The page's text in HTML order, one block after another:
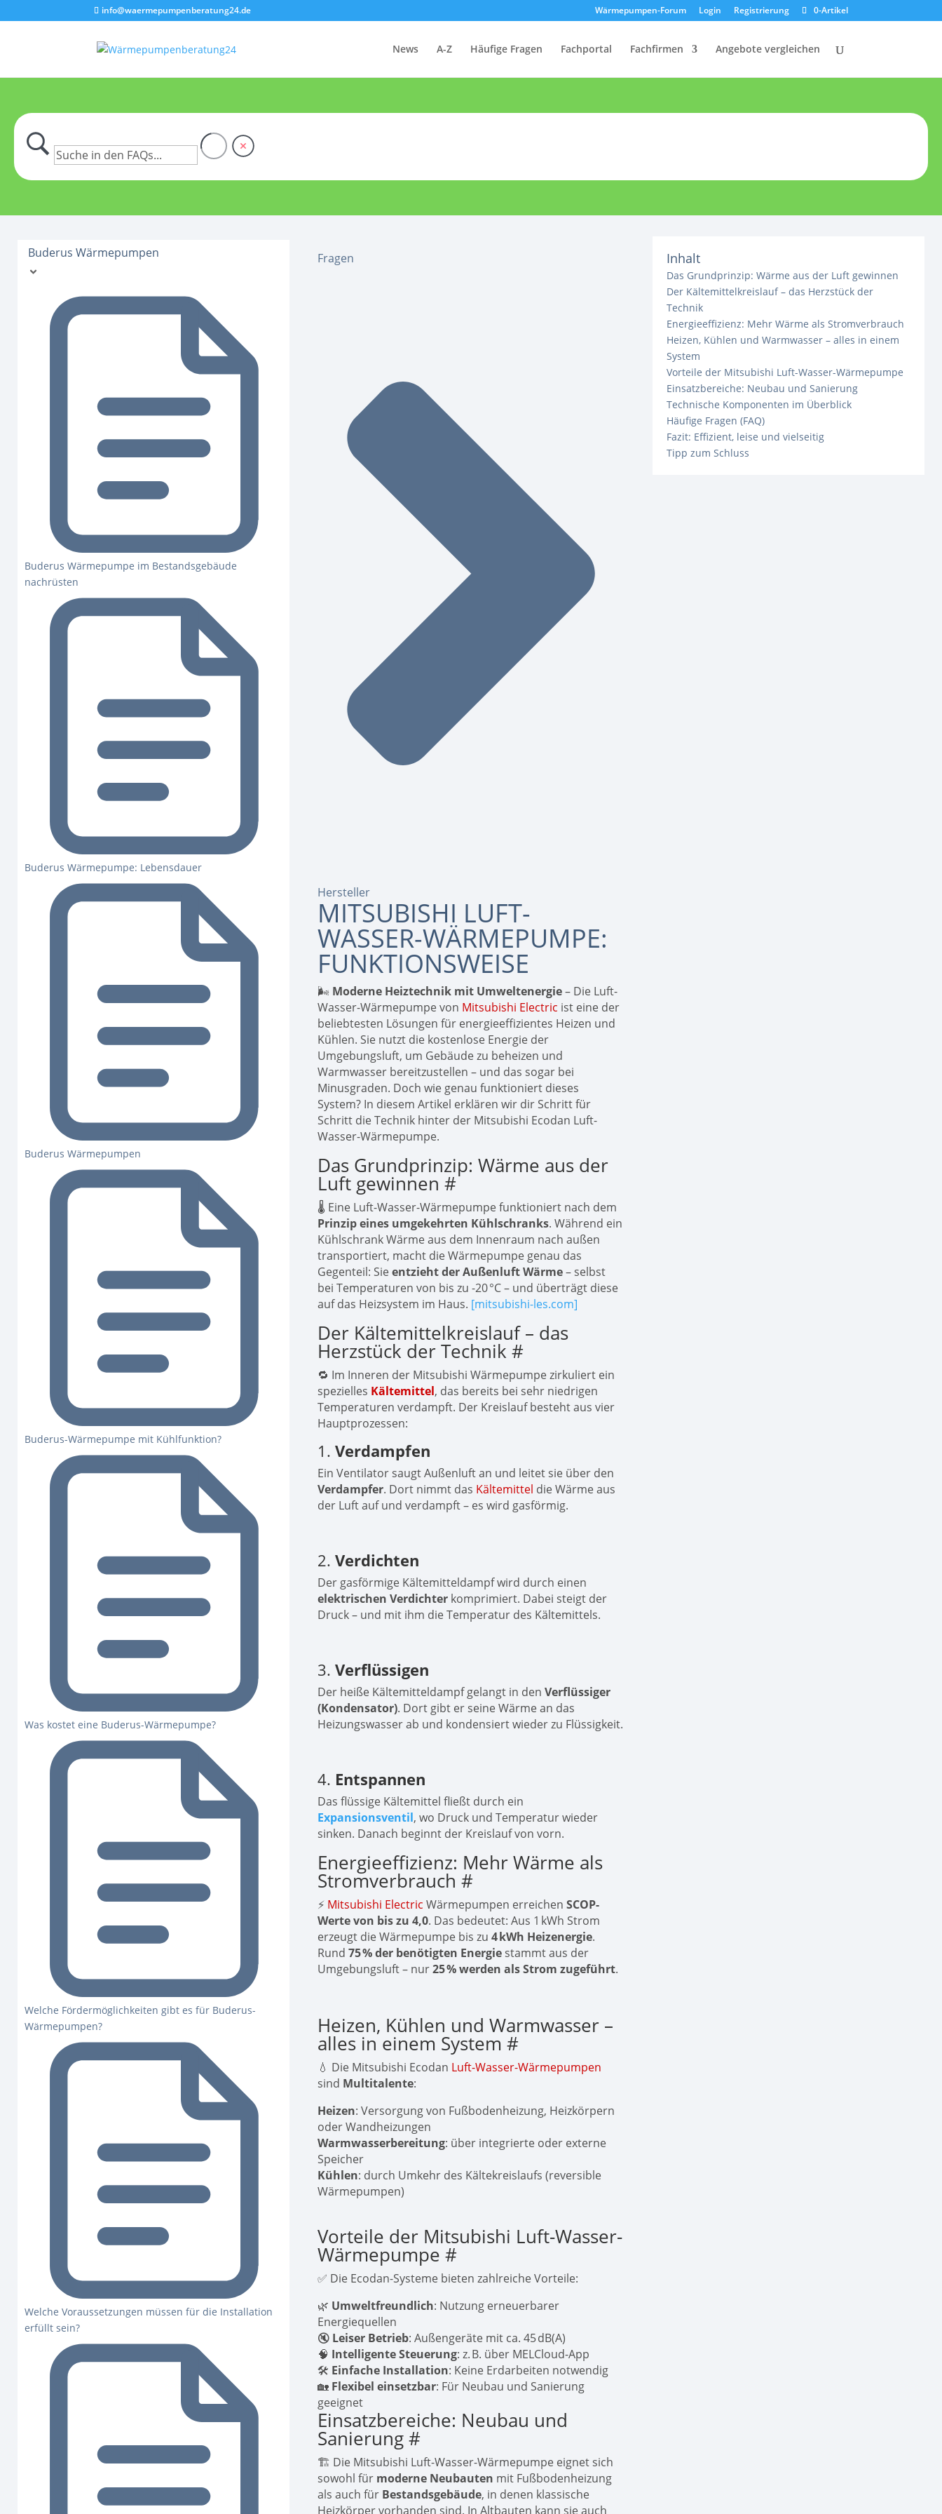
info@waermepumpenberatung24.de Wärmepumpen-Forum Login Registrierung 0-Artikel
News A-Z Häufige Fragen Fachportal Fachfirmen Angebote vergleichen
Buderus Wärmepumpen
Buderus Wärmepumpe im Bestandsgebäude
nachrüsten
Buderus Wärmepumpe: Lebensdauer
Buderus Wärmepumpen
Buderus-Wärmepumpe mit Kühlfunktion?
Was kostet eine Buderus-Wärmepumpe?
Welche Fördermöglichkeiten gibt es für Buderus-
Wärmepumpen?
Welche Voraussetzungen müssen für die Installation
erfüllt sein?
Fragen
Hersteller
MITSUBISHI LUFT-
WASSER-WÄRMEPUMPE:
FUNKTIONSWEISE
🌬️ Moderne Heiztechnik mit Umweltenergie– Die Luft-
Wasser-Wärmepumpe von Mitsubishi Electric ist eine der
beliebtesten Lösungen für energieeffizientes Heizen und
Kühlen. Sie nutzt die kostenlose Energie der
Umgebungsluft, um Gebäude zu beheizen und
Warmwasser bereitzustellen – und das sogar bei
Minusgraden. Doch wie genau funktioniert dieses
System? In diesem Artikel erklären wir dir Schritt für
Schritt die Technik hinter der Mitsubishi Ecodan Luft-
Wasser-Wärmepumpe.
Das Grundprinzip: Wärme aus der
Luft gewinnen#
🌡️ Eine Luft-Wasser-Wärmepumpe funktioniert nach dem
Prinzip eines umgekehrten Kühlschranks. Während ein
Kühlschrank Wärme aus dem Innenraum nach außen
transportiert, macht die Wärmepumpe genau das
Gegenteil: Sieentzieht der Außenluft Wärme– selbst
bei Temperaturen von bis zu -20 °C – und überträgt diese
auf das Heizsystem im Haus. [mitsubishi-les.com]
Der Kältemittelkreislauf – das
Herzstück der Technik#
🔁 Im Inneren der Mitsubishi Wärmepumpe zirkuliert ein
spezielles Kältemittel, das bereits bei sehr niedrigen
Temperaturen verdampft. Der Kreislauf besteht aus vier
Hauptprozessen:
1.Verdampfen
Ein Ventilator saugt Außenluft an und leitet sie über den
Verdampfer. Dort nimmt das Kältemittel die Wärme aus
der Luft auf und verdampft – es wird gasförmig.
2.Verdichten
Der gasförmige Kältemitteldampf wird durch einen
elektrischen Verdichter komprimiert. Dabei steigt der
Druck – und mit ihm die Temperatur des Kältemittels.
3.Verflüssigen
Der heiße Kältemitteldampf gelangt in denVerflüssiger
(Kondensator). Dort gibt er seine Wärme an das
Heizungswasser ab und kondensiert wieder zu Flüssigkeit.
4. Entspannen
Das flüssige Kältemittel fließt durch ein
Expansionsventil, wo Druck und Temperatur wieder
sinken. Danach beginnt der Kreislauf von vorn.
Energieeffizienz: Mehr Wärme als
Stromverbrauch#
⚡ Mitsubishi Electric Wärmepumpen erreichenSCOP-
Werte von bis zu 4,0. Das bedeutet: Aus 1 kWh Strom
erzeugt die Wärmepumpe bis zu4 kWh Heizenergie.
Rund75 % der benötigten Energie stammt aus der
Umgebungsluft – nur25 % werden als Strom zugeführt.
Heizen, Kühlen und Warmwasser –
alles in einem System#
💧 Die Mitsubishi Ecodan Luft-Wasser-Wärmepumpen
sind Multitalente:
Heizen: Versorgung von Fußbodenheizung, Heizkörpern
oder Wandheizungen
Warmwasserbereitung: über integrierte oder externe
Speicher
Kühlen: durch Umkehr des Kältekreislaufs (reversible
Wärmepumpen)
Vorteile der Mitsubishi Luft-Wasser-
Wärmepumpe#
✅ Die Ecodan-Systeme bieten zahlreiche Vorteile:
🌿 Umweltfreundlich: Nutzung erneuerbarer
Energiequellen
🔇 Leiser Betrieb: Außengeräte mit ca. 45 dB(A)
🧠 Intelligente Steuerung: z. B. über MELCloud-App
🛠️ Einfache Installation: Keine Erdarbeiten notwendig
🏡 Flexibel einsetzbar: Für Neubau und Sanierung
geeignet
Einsatzbereiche: Neubau und
Sanierung#
🏗️ Die Mitsubishi Luft-Wasser-Wärmepumpe eignet sich
sowohl für moderne Neubauten mit Fußbodenheizung
als auch für Bestandsgebäude, in denen klassische
Heizkörper vorhanden sind. In Altbauten kann sie auch
Inhalt
Das Grundprinzip: Wärme aus der Luft gewinnen
Der Kältemittelkreislauf – das Herzstück der
Technik
Energieeffizienz: Mehr Wärme als Stromverbrauch
Heizen, Kühlen und Warmwasser – alles in einem
System
Vorteile der Mitsubishi Luft-Wasser-Wärmepumpe
Einsatzbereiche: Neubau und Sanierung
Technische Komponenten im Überblick
Häufige Fragen (FAQ)
Fazit: Effizient, leise und vielseitig
Tipp zum Schluss